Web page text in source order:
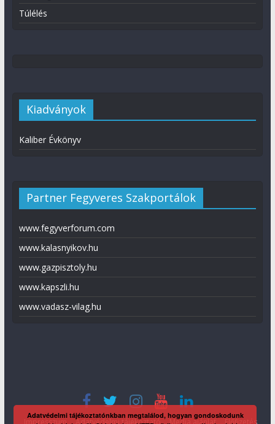
Túlélés
Kiadványok
Kaliber Évkönyv
Partner Fegyveres Szakportálok
www.fegyverforum.com
www.kalasnyikov.hu
www.gazpisztoly.hu
www.kapszli.hu
www.vadasz-vilag.hu
Impresszum Adatvédelmi tájékoztató Média ajánlat Előfizetés
Adatvédelmi tájékoztatónkban megtalálod, hogyan gondoskodunk